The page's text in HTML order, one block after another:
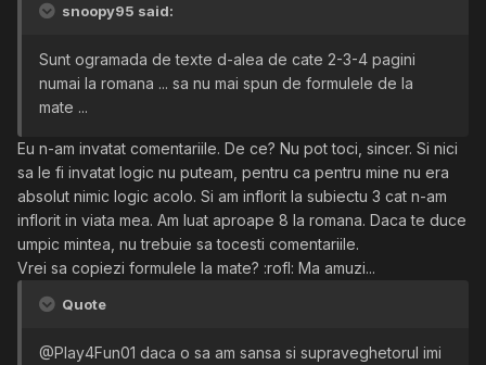
snoopy95 said:
Sunt ogramada de texte d-alea de cate 2-3-4 pagini
numai la romana ... sa nu mai spun de formulele de la
mate ...
Eu n-am invatat comentariile. De ce? Nu pot toci, sincer. Si nici
sa le fi invatat logic nu puteam, pentru ca pentru mine nu era
absolut nimic logic acolo. Si am inflorit la subiectu 3 cat n-am
inflorit in viata mea. Am luat aproape 8 la romana. Daca te duce
umpic mintea, nu trebuie sa tocesti comentariile.
Vrei sa copiezi formulele la mate? :rofl: Ma amuzi...
Quote
@Play4Fun01 daca o sa am sansa si supraveghetorul imi